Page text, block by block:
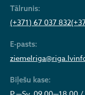
Tālrunis:
(+371) 67 037 832
E-pasts:
ziemelriga@riga.lv
Biļešu kase: